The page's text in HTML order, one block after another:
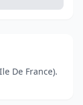
De France).